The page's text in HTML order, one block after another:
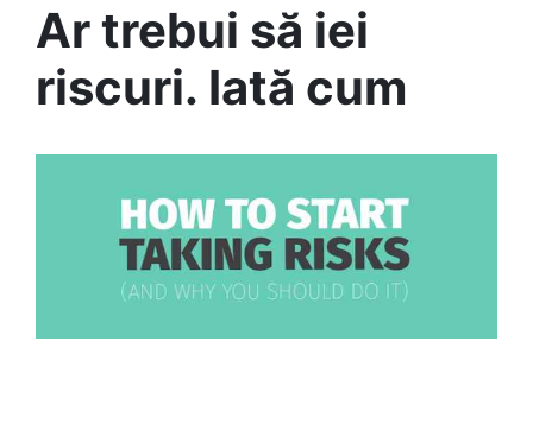
Ar trebui să iei
riscuri. Iată cum